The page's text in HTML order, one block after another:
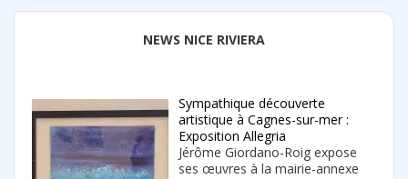
NEWS NICE RIVIERA
Sympathique découverte
artistique à Cagnes-sur-mer :
Exposition Allegria
Jérôme Giordano-Roig expose
ses œuvres à la mairie-annexe